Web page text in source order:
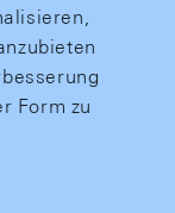
Form zu